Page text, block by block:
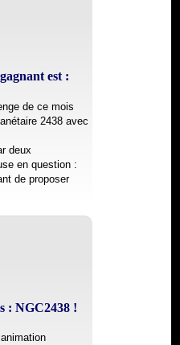
est :
de ce mois
2438 avec
deux
en question :
de proposer
: NGC2438 !